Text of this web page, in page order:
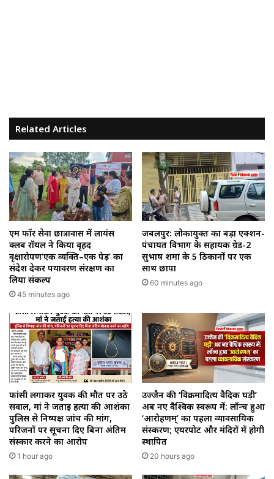
Related Articles
एम फॉर सेवा छात्रावास में लायंस
क्लब रॉयल ने किया वृहद
वृक्षारोपण‘एक व्यक्ति–एक पेड़’ का
संदेश देकर पर्यावरण संरक्षण का
लिया संकल्प
45 minutes ago
जबलपुर: लोकायुक्त का बड़ा एक्शन-
पंचायत विभाग के सहायक ग्रेड-2
सुभाष शर्मा के 5 ठिकानों पर एक
साथ छापा
60 minutes ago
फांसी लगाकर युवक की मौत पर उठे
सवाल, मां ने जताई हत्या की आशंका
पुलिस से निष्पक्ष जांच की मांग,
परिजनों पर सूचना दिए बिना अंतिम
संस्कार करने का आरोप
1 hour ago
उज्जैन की ‘विक्रमादित्य वैदिक घड़ी’
अब नए वैश्विक स्वरूप में: लॉन्च हुआ
‘आरोहणम्’ का पहला व्यावसायिक
संस्करण; एयरपोर्ट और मंदिरों में होगी
स्थापित
20 hours ago